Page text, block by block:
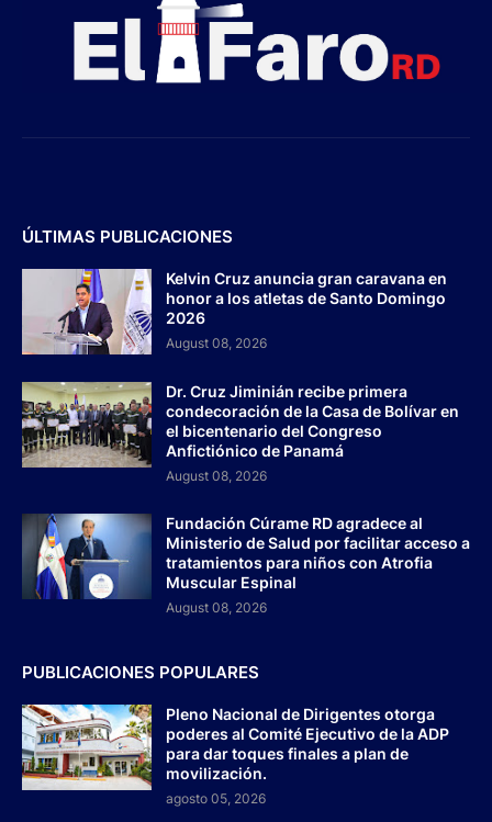
ÚLTIMAS PUBLICACIONES
Kelvin Cruz anuncia gran caravana en
honor a los atletas de Santo Domingo
2026
August 08, 2026
Dr. Cruz Jiminián recibe primera
condecoración de la Casa de Bolívar en
el bicentenario del Congreso
Anfictiónico de Panamá
August 08, 2026
Fundación Cúrame RD agradece al
Ministerio de Salud por facilitar acceso a
tratamientos para niños con Atrofia
Muscular Espinal
August 08, 2026
PUBLICACIONES POPULARES
Pleno Nacional de Dirigentes otorga
poderes al Comité Ejecutivo de la ADP
para dar toques finales a plan de
movilización.
agosto 05, 2026